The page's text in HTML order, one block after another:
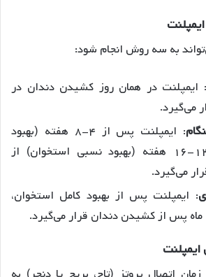
ایمپلنت
به سه روش انجام شود:
: ایمپلنت در همان روز کشیدن دندان در
می‌گیرد.
: ایمپلنت پس از ۴-۸ هفته (بهبود
بافت نرم) یا ۱۲-۱۶ هفته (بهبود نسبی استخوان) از
می‌گیرد.
: ایمپلنت پس از بهبود کامل استخوان،
ایمپلنت